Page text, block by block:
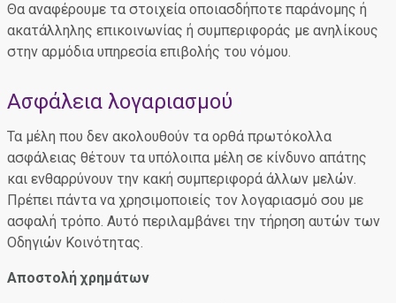
Θα αναφέρουμε τα στοιχεία οποιασδήποτε παράνομης ή
ακατάλληλης επικοινωνίας ή συμπεριφοράς με ανηλίκους
στην αρμόδια υπηρεσία επιβολής του νόμου.
Ασφάλεια λογαριασμού
Τα μέλη που δεν ακολουθούν τα ορθά πρωτόκολλα
ασφάλειας θέτουν τα υπόλοιπα μέλη σε κίνδυνο απάτης
και ενθαρρύνουν την κακή συμπεριφορά άλλων μελών.
Πρέπει πάντα να χρησιμοποιείς τον λογαριασμό σου με
ασφαλή τρόπο. Αυτό περιλαμβάνει την τήρηση αυτών των
Οδηγιών Κοινότητας.
Αποστολή χρημάτων